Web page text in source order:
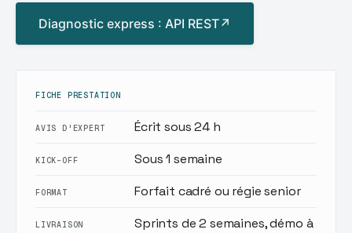
Diagnostic express : API REST↗
FICHE PRESTATION
AVIS D'EXPERT Écrit sous 24 h
KICK-OFF Sous 1 semaine
FORMAT Forfait cadré ou régie senior
LIVRAISON
Sprints de 2 semaines, démo à